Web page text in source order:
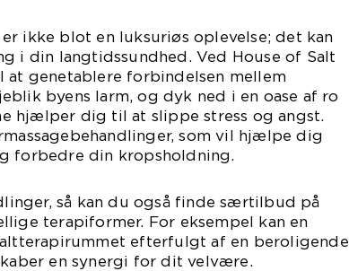
ikke blot en luksuriøs oplevelse; det kan
i din langtidssundhed. Ved House of Salt
genetablere forbindelsen mellem
byens larm, og dyk ned i en oase af ro
hjælper dig til at slippe stress og angst.
som vil hjælpe dig
forbedre din kropsholdning.
så kan du også finde særtilbud på
terapiformer. For eksempel kan en
efterfulgt af en beroligende
en synergi for dit velvære.